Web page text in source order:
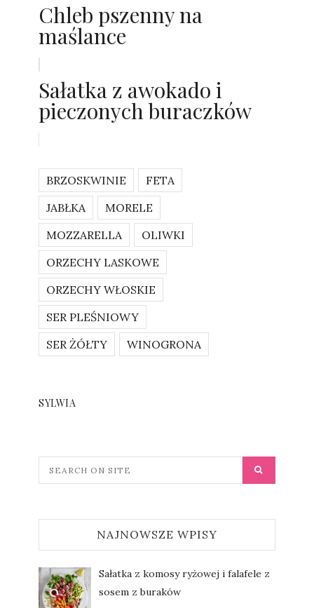
Chleb pszenny na
maślance
Sałatka z awokado i
pieczonych buraczków
BRZOSKWINIE
FETA
JABŁKA
MORELE
MOZZARELLA
OLIWKI
ORZECHY LASKOWE
ORZECHY WŁOSKIE
SER PLEŚNIOWY
SER ŻÓŁTY
WINOGRONA
SYLWIA
NAJNOWSZE WPISY
Sałatka z komosy ryżowej i falafele z
sosem z buraków